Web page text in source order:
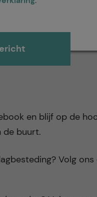
en blijf op de
de buurt.
Volg ons